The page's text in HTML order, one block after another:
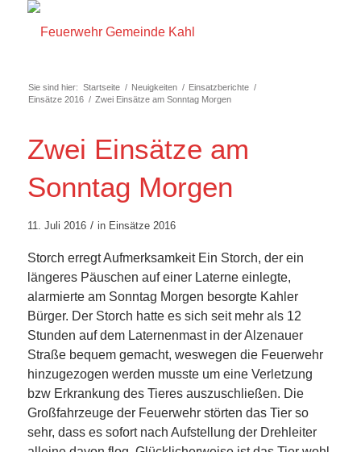
Sie sind hier: Startseite / Neuigkeiten / Einsatzberichte /
Einsätze 2016 / Zwei Einsätze am Sonntag Morgen
Zwei Einsätze am
Sonntag Morgen
11. Juli 2016 / in Einsätze 2016
Storch erregt Aufmerksamkeit Ein Storch, der ein
längeres Päuschen auf einer Laterne einlegte,
alarmierte am Sonntag Morgen besorgte Kahler
Bürger. Der Storch hatte es sich seit mehr als 12
Stunden auf dem Laternenmast in der Alzenauer
Straße bequem gemacht, weswegen die Feuerwehr
hinzugezogen werden musste um eine Verletzung
bzw Erkrankung des Tieres auszuschließen. Die
Großfahrzeuge der Feuerwehr störten das Tier so
sehr, dass es sofort nach Aufstellung der Drehleiter